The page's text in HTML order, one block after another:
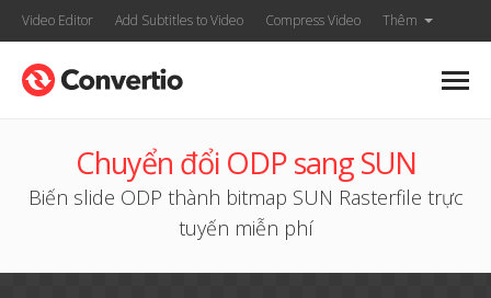
Video Editor Add Subtitles to Video Compress Video Thêm
Chuyển đổi ODP sang SUN
Biến slide ODP thành bitmap SUN Rasterfile trực
tuyến miễn phí